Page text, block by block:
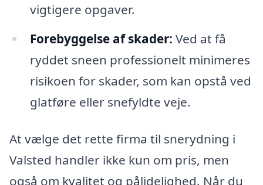
vigtigere opgaver.
Forebyggelse af skader: Ved at få
ryddet sneen professionelt minimeres
risikoen for skader, som kan opstå ved
glatføre eller snefyldte veje.
At vælge det rette firma til snerydning i
Valsted handler ikke kun om pris, men
også om kvalitet og pålidelighed. Når du